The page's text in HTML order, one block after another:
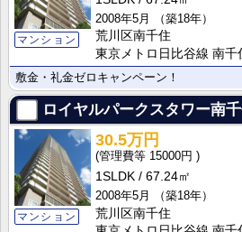
マンション
2008年5月
（築18年）
荒川区南千住
東京メトロ日比谷線 南千
敷金・礼金ゼロキャンペーン！
ロイヤルパークスタワー南
マンション
30.5万円
15000円
1SLDK
67.24㎡
2008年5月
（築18年）
荒川区南千住